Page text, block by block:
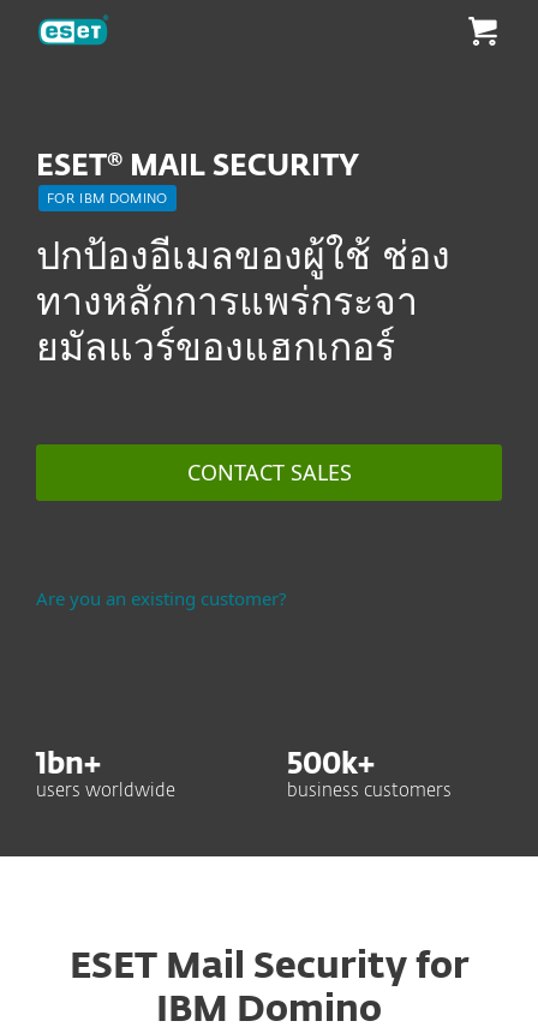
ESET® MAIL SECURITY
FOR IBM DOMINO
ปกป้องอีเมลของผู้ใช้ ช่อง
ทางหลักการแพร่กระจา
ยมัลแวร์ของแฮกเกอร์
CONTACT SALES
Are you an existing customer?
1 bn+
users worldwide
500 k+
business customers
ESET Mail Security for
IBM Domino
ESET